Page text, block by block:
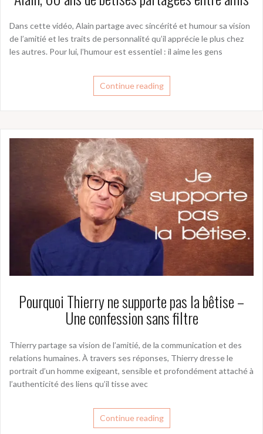
Dans cette vidéo, Alain partage avec sincérité et humour sa vision
de l’amitié et les traits de personnalité qu’il apprécie le plus chez
les autres. Pour lui, l’humour est essentiel : il aime les gens
Continue reading
Pourquoi Thierry ne supporte pas la bêtise –
Une confession sans filtre
Thierry partage sa vision de l’amitié, de la communication et des
relations humaines. À travers ses réponses, Thierry dresse le
portrait d’un homme exigeant, sensible et profondément attaché à
l’authenticité des liens qu’il tisse avec
Continue reading